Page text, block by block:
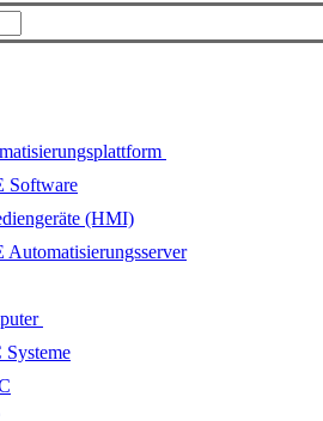
Software
(HMI)
Systeme